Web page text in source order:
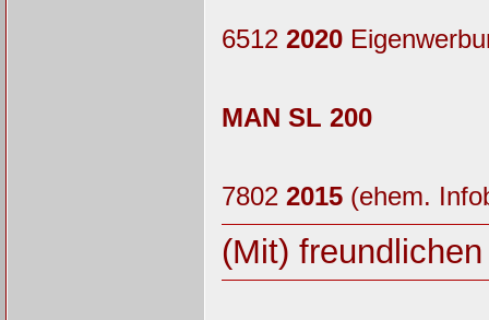
6512 2020
MAN SL 200
7802 2015(ehem.
(Mit)